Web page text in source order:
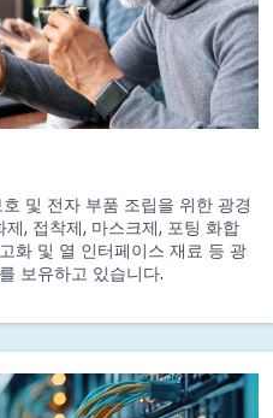
및 전자 부품 조립을 위한 광경
, 접착제, 마스크제, 포팅 화합
화 및 열 인터페이스 재료 등 광
보유하고 있습니다.